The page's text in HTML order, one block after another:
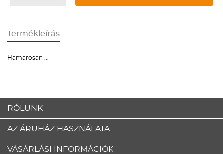
Termékleírás
Hamarosan ...
RÓLUNK
AZ ÁRUHÁZ HASZNÁLATA
VÁSÁRLÁSI INFORMÁCIÓK